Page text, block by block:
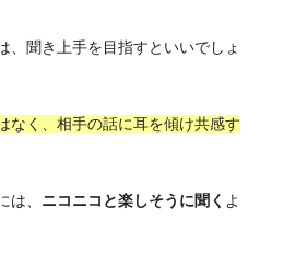
、聞き上手を目指すといいでしょ
なく、相手の話に耳を傾け共感す
は、 ニコニコと楽しそうに聞く よ